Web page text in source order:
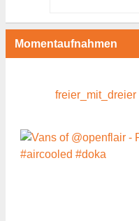
Momentaufnahmen
freier_mit_dreier